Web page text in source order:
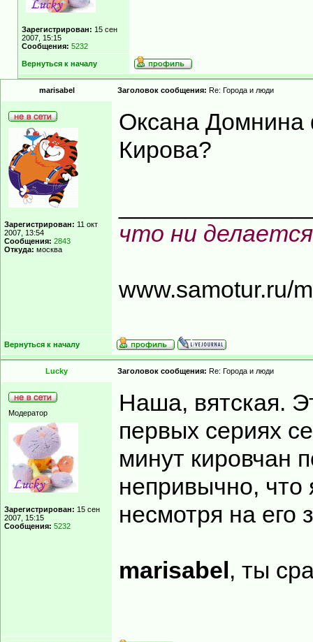
Зарегистрирован: 15 сен
2007, 15:15
Сообщения: 5232
Вернуться к началу
marisabel Заголовок сообщения: Re: Города и люди
Зарегистрирован: 11 окт
2007, 13:54
Сообщения: 2843
Откуда: москва
Оксана Домнина
Кирова?
что ни
www.samotur.ru/
Вернуться к началу
Lucky Заголовок сообщения: Re: Города и люди
Модератор
Зарегистрирован: 15 сен
2007, 15:15
Сообщения: 5232
Наша, вятская.
первых сериях
минут кировчан
непривычно, что
несмотря на его
marisabel, ты